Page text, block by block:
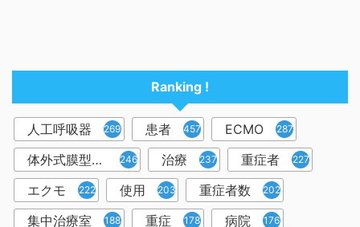
Ranking !
人工呼吸器 2698 患者 457 ECMO 287
体外式膜型人工肺 246 治療 237 重症者 227
エクモ 222 使用 203 重症者数 202
集中治療室 188 重症 178 病院 176